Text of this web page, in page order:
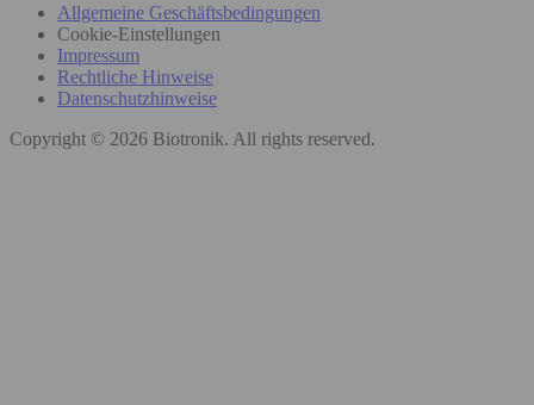
Allgemeine Geschäftsbedingungen
Cookie-Einstellungen
Impressum
Rechtliche Hinweise
Datenschutzhinweise
Copyright © 2026 Biotronik. All rights reserved.